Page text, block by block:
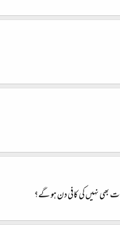
بات بھی نہیں کی کافی دن ہو گے؟